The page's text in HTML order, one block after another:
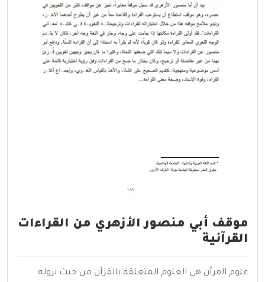
موقف أبي منصور الأزهري من القراءات
القرآنية
علوم القرآن هي العلوم المتعلقة بالقرآن من حيث نزوله